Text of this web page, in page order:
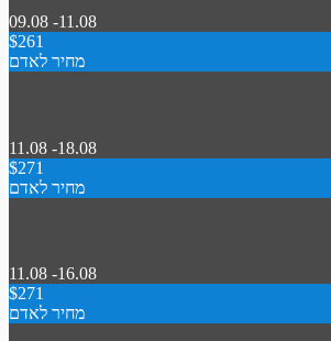
09.08 -11.08
$261
מחיר לאדם
11.08 -18.08
$271
מחיר לאדם
11.08 -16.08
$271
מחיר לאדם